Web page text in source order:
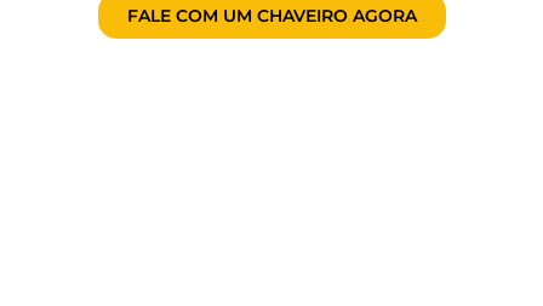
FALE COM UM CHAVEIRO AGORA